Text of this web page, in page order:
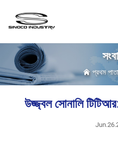
প্রথম পাতা
উজ্জ্বল সোনালি